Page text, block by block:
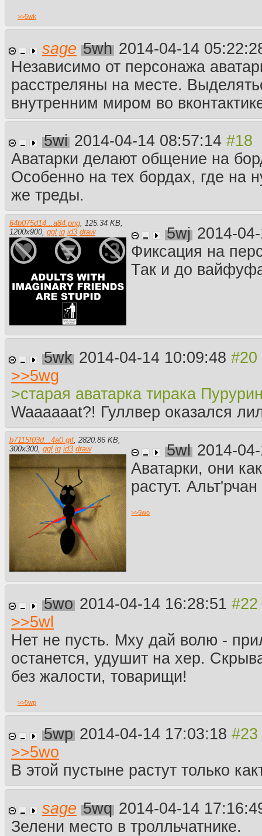
>>5wk
sage 5wh 2014-04-14
Независимо от персонажа
расстреляны на месте.
внутренним миром во
5wi 2014-04-14 08:57:14
Аватарки делают общение на
Особенно на тех бордах, где на
же треды.
64b075d14...a84.png 125.34 KB
1200x900 ggl iq id3 draw 5wj 2014-
Фиксация на
Так и до
5wk 2014-04-14 10:09:48
>>5wg
>старая аватарка тирака
Waaaaaat?! Гуллвер оказался
b7115f03d...4a0.gif, 2820.86 KB
300x300 ggl iq id3 draw 5wl 2014-
Аватарки, они
растут.
>>5wo
5wo 2014-04-14 16:28:51
>>5wl
Нет не пусть. Мху дай волю -
останется, удушит на хер.
без жалости, товарищи!
>>5wp
5wp 2014-04-14 17:03:18
>>5wo
В этой пустыне растут только
sage 5wq 2014-04-14
Зелени место в тролльчатнике.